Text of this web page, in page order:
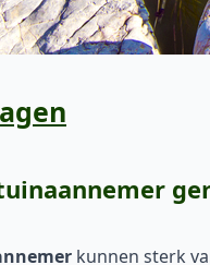
kunnen sterk